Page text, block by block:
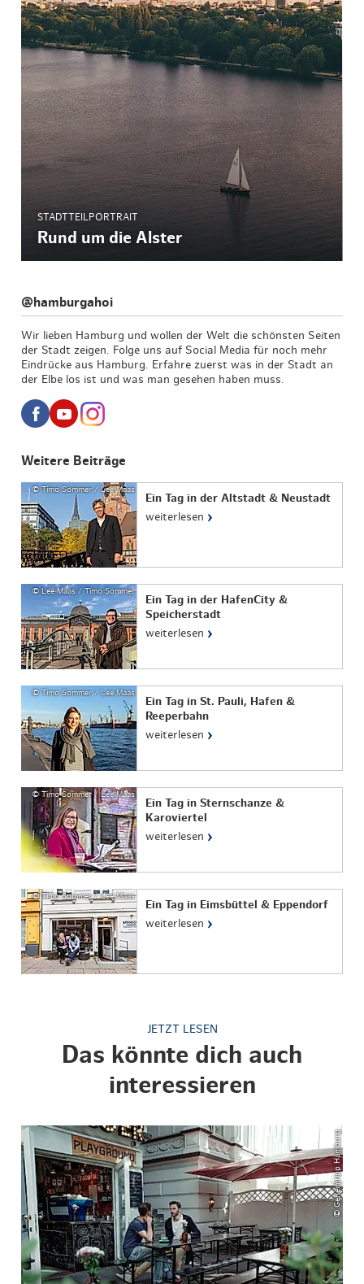
STADTTEILPORTRAIT
Rund um die Alster
@hamburgahoi
Wir lieben Hamburg und wollen der Welt die schönsten Seiten
der Stadt zeigen. Folge uns auf Social Media für noch mehr
Eindrücke aus Hamburg. Erfahre zuerst was in der Stadt an
der Elbe los ist und was man gesehen haben muss.
Weitere Beiträge
© Timo Sommer / Lee Maas
Ein Tag in der Altstadt & Neustadt
weiterlesen ›
© Lee Maas / Timo Sommer
Ein Tag in der HafenCity &
Speicherstadt
weiterlesen ›
© Timo Sommer / Lee Maas
Ein Tag in St. Pauli, Hafen &
Reeperbahn
weiterlesen ›
© Timo Sommer / Lee Maas
Ein Tag in Sternschanze &
Karoviertel
weiterlesen ›
© Timo Sommer / Lee Maas
Ein Tag in Eimsbüttel & Eppendorf
weiterlesen ›
JETZT LESEN
Das könnte dich auch
interessieren
© Geheimtipp Hamburg